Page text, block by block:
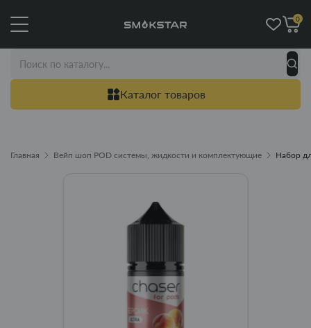
Каталог товаров
0
Главная Вейп шоп POD системы, жидкости и комплектующие Набор